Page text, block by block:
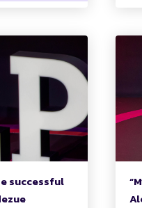
successful